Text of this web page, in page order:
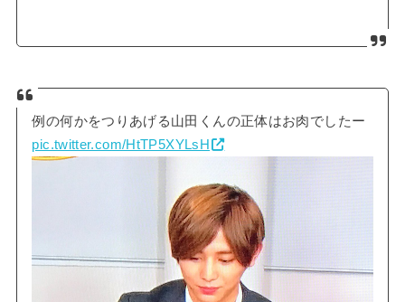
例の何かをつりあげる山田くんの正体はお肉でしたー
pic.twitter.com/HtTP5XYLsH